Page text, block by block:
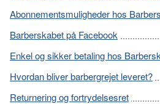
Abonnementsmuligheder hos
Barberskabet på Facebook
Enkel og sikker betaling hos
Hvordan bliver barbergrejet leveret?
Returnering og fortrydelsesret